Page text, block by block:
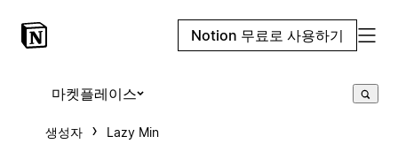
Notion 무료로 사용하기
마켓플레이스
생성자 Lazy Min